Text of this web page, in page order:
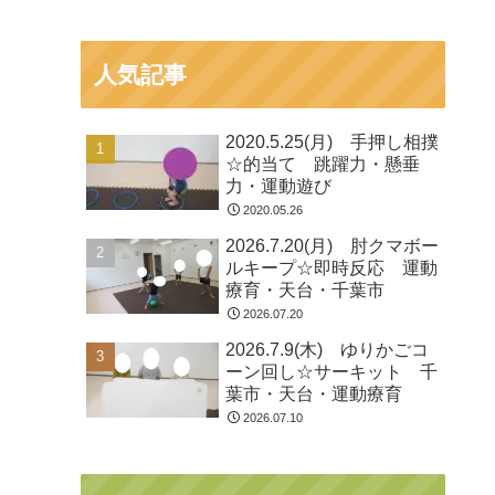
人気記事
2020.5.25(月) 手押し相撲
☆的当て 跳躍力・懸垂
力・運動遊び
2020.05.26
2026.7.20(月) 肘クマボー
ルキープ☆即時反応 運動
療育・天台・千葉市
2026.07.20
2026.7.9(木) ゆりかごコ
ーン回し☆サーキット 千
葉市・天台・運動療育
2026.07.10